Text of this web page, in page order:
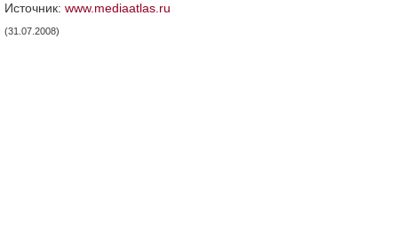
Источник: www.mediaatlas.ru
(31.07.2008)